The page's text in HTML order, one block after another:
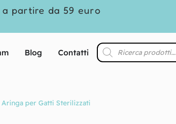
partire da 59 euro
Blog Contatti
per Gatti Sterilizzati